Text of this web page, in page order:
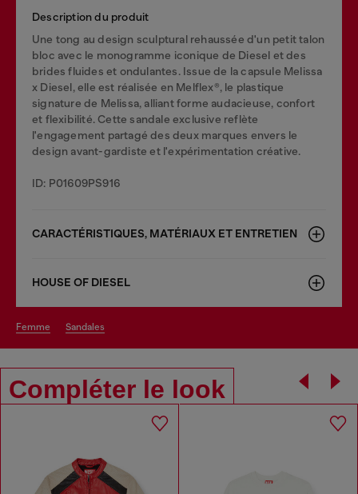
Description du produit
Une tong au design sculptural rehaussée d'un petit talon
bloc avec le monogramme iconique de Diesel et des
brides fluides et ondulantes. Issue de la capsule Melissa
x Diesel, elle est réalisée en Melflex®, le plastique
signature de Melissa, alliant forme audacieuse, confort
et flexibilité. Cette sandale exclusive reflète
l'engagement partagé des deux marques envers le
design avant-gardiste et l'expérimentation créative.
ID: P01609PS916
CARACTÉRISTIQUES, MATÉRIAUX ET ENTRETIEN
HOUSE OF DIESEL
femme sandales
Compléter le look